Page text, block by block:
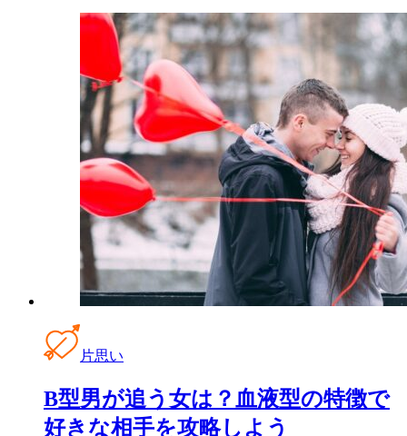
片思い
B型男が追う女は？血液型の特徴で
好きな相手を攻略しよう